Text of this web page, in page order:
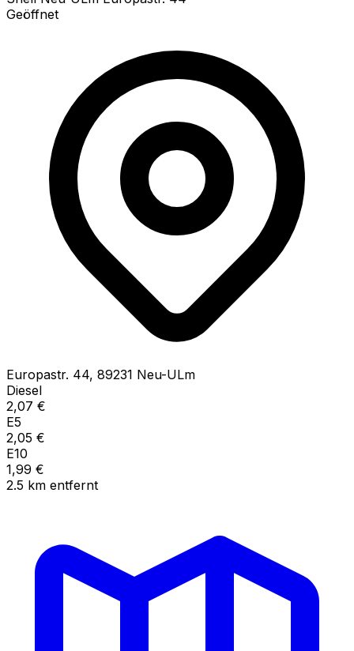
Geöffnet
Europastr. 44, 89231 Neu-ULm
Diesel
2,07 €
E5
2,05 €
E10
1,99 €
2.5 km entfernt